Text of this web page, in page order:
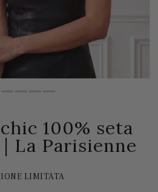
100% seta
La Parisienne
LIMITATA